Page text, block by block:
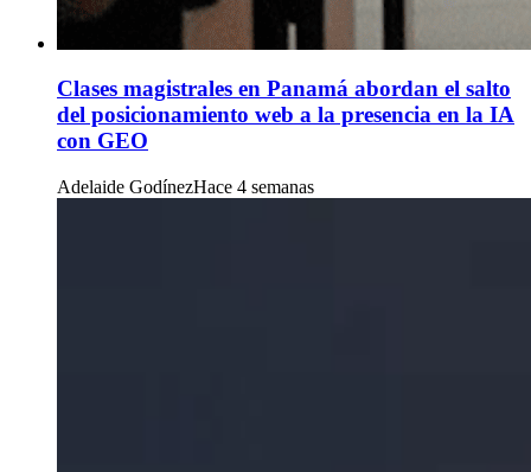
Clases magistrales en Panamá abordan el salto
del posicionamiento web a la presencia en la IA
con GEO
Adelaide GodínezHace 4 semanas